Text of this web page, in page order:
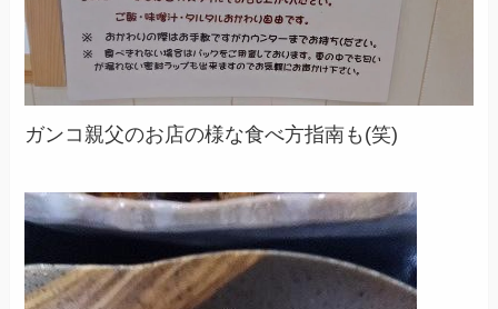
ガンコ親父のお店の様な食べ方指南も(笑)